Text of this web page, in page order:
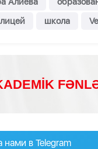
лицей школа
нами в Telegram